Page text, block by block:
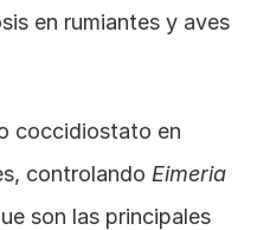
en rumiantes y aves
coccidiostato en
controlando Eimeria
son las principales